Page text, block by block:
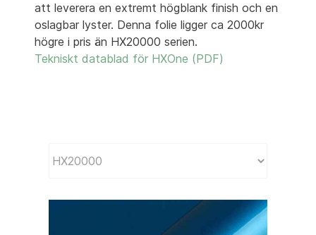
att leverera en extremt högblank finish och en
oslagbar lyster. Denna folie ligger ca 2000kr
högre i pris än HX20000 serien.
Tekniskt datablad för HXOne (PDF)